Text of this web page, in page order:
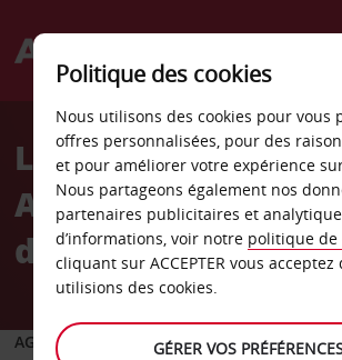
Welcome
AvisLocation de
Aéroport
d’Avignon -
AGENCE DE DÉPART
Politique des cookies
Nous utilisons des cookies pour vous
offres personnalisées, pour des
et pour améliorer votre expérience
Nous partageons également nos
partenaires publicitaires et
d’informations, voir notre politique de
cliquant sur ACCEPTER vous acceptez
utilisions des cookies.
GÉRER VOS